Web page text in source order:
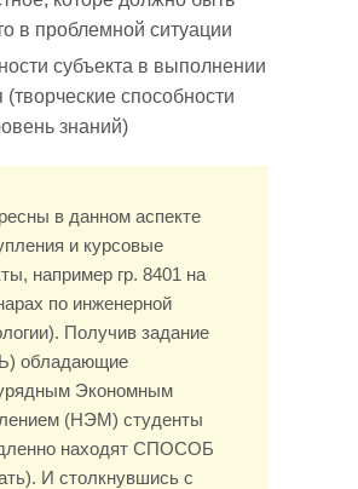
в проблемной ситуации
субъекта в выполнении
(творческие способности
знаний)
в данном аспекте
и курсовые
например гр. 8401 на
по инженерной
Получив задание
обладающие
Экономным
(НЭМ) студенты
находят СПОСОБ
И столкнувшись с